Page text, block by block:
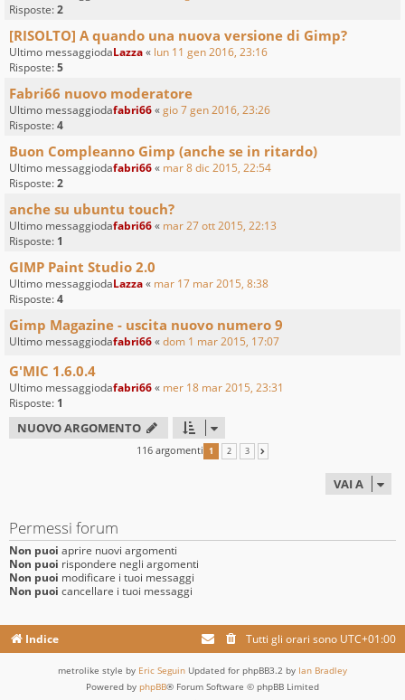
Risposte:2
[RISOLTO] A quando una nuova versione di Gimp?
Ultimo messaggiodaLazza« lun 11 gen 2016, 23:16
Risposte:5
Fabri66 nuovo moderatore
Ultimo messaggiodafabri66«gio 7 gen 2016, 23:26
Risposte:4
Buon Compleanno Gimp (anche se in ritardo)
Ultimo messaggiodafabri66« mar 8 dic 2015, 22:54
Risposte:2
anche su ubuntu touch?
Ultimo messaggiodafabri66« mar 27 ott 2015, 22:13
Risposte: 1
GIMP Paint Studio 2.0
Ultimo messaggiodaLazza« mar 17 mar 2015, 8:38
Risposte:4
Gimp Magazine - uscita nuovo numero 9
Ultimo messaggiodafabri66«dom 1 mar 2015, 17:07
G'MIC 1.6.0.4
Ultimo messaggiodafabri66« mer 18 mar 2015, 23:31
Risposte: 1
NUOVO ARGOMENTO
116 argomenti 1 2 3
VAI A
Permessi forum
Non puoi aprire nuovi argomenti
Non puoi rispondere negli argomenti
Non puoi modificare i tuoi messaggi
Non puoi cancellare i tuoi messaggi
Indice Tutti gli orari sono UTC+01:00
metrolike style by Eric Seguin Updated for phpBB3.2 by Ian Bradley
Powered by phpBB® Forum Software © phpBB Limited